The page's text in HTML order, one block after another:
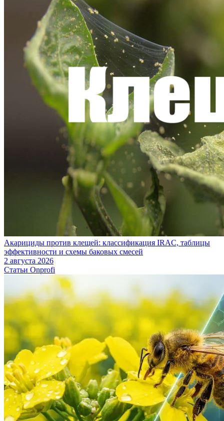
Акарициды против клещей: классификация IRAC, таблицы
эффективности и схемы баковых смесей
2 августа 2026
Статьи Onprofi